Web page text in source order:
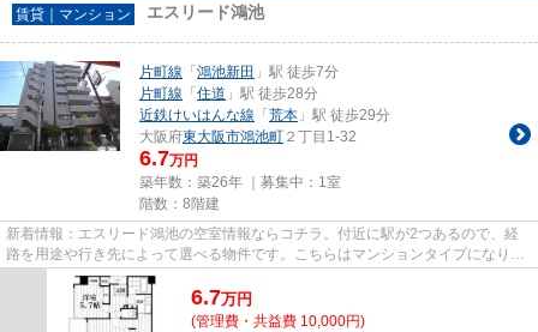
賃貸｜マンション エスリード鴻池
片町線 「 鴻池新田 」駅 徒歩7分
片町線 「 住道 」駅 徒歩28分
近鉄けいはんな線 「 荒本 」駅 徒歩29分
大阪府東大阪市鴻池町 ２丁目1-32
6.7万円
築年数：築26年 ｜募集中： 1室
階数：8階建
新着情報：エスリード鴻池の空室情報ならコチラ。付近に駅が2つあるので、経
路を用途や行き先によって選べる物件です。こちらはマンションタイプになりま
す。駅から徒歩7分にある物件...
6.7万円
(管理費・共益費 10,000円)